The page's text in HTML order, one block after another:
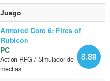
Juego
Armored Core 6: Fires of
Rubicon
8.89
PC
Action-RPG / Simulador de
mechas